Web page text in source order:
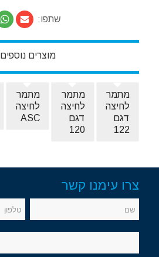
שתפו:
מוצרים נוספים
מתמר
לחיצה
דגם
122
מתמר
לחיצה
דגם
120
מתמר
לחיצה
ASC
צרו עימנו קשר